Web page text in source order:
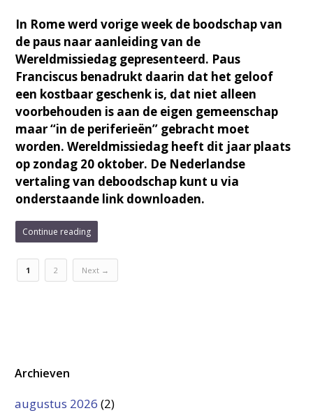
In Rome werd vorige week de boodschap van
de paus naar aanleiding van de
Wereldmissiedag gepresenteerd. Paus
Franciscus benadrukt daarin dat het geloof
een kostbaar geschenk is, dat niet alleen
voorbehouden is aan de eigen gemeenschap
maar “in de periferieën” gebracht moet
worden. Wereldmissiedag heeft dit jaar plaats
op zondag 20 oktober. De Nederlandse
vertaling van deboodschap kunt u via
onderstaande link downloaden.
Continue reading
1 2 Next →
Archieven
augustus 2026 (2)